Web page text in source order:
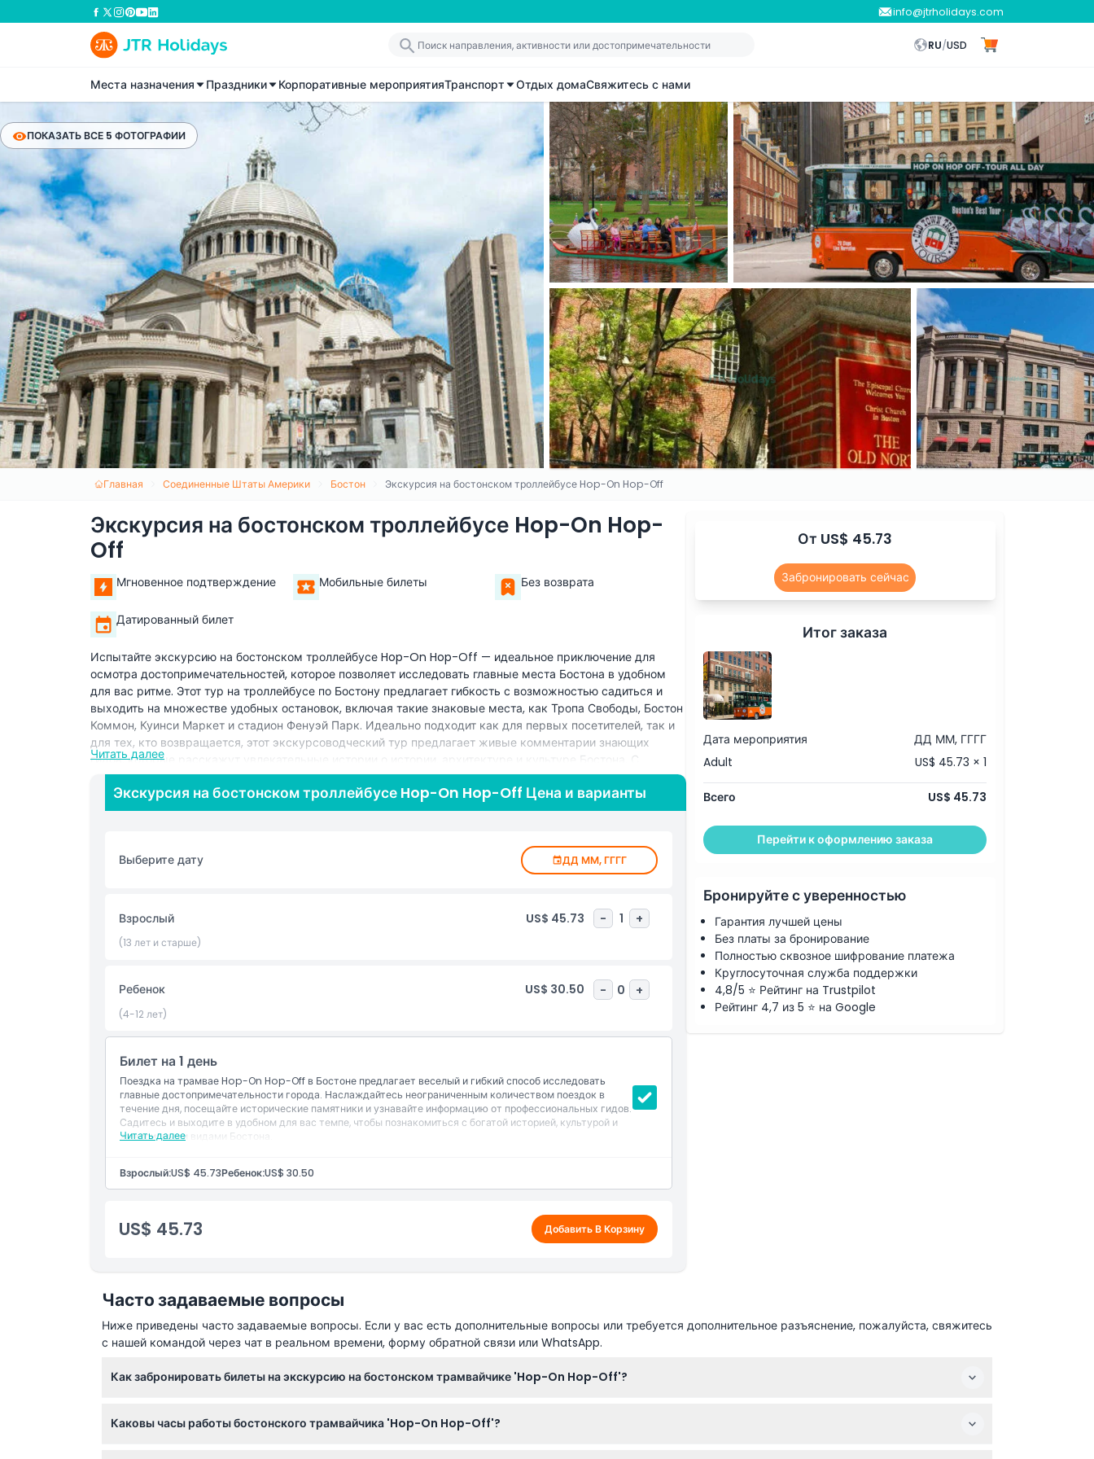
info@jtrholidays.com
RU/USD
Места назначения Праздники Корпоративные мероприятияТранспорт Отдых домаСвяжитесь с нами
ПОКАЗАТЬ ВСЕ 5 ФОТОГРАФИИ
Главная Соединенные Штаты Америки Бостон Экскурсия на бостонском троллейбусе Hop-On Hop-Off
Экскурсия на бостонском троллейбусе Hop-On Hop-
Off
Мгновенное подтверждение Мобильные билеты Без возврата
Датированный билет
Испытайте экскурсию на бостонском троллейбусе Hop-On Hop-Off — идеальное приключение для
осмотра достопримечательностей, которое позволяет исследовать главные места Бостона в удобном
для вас ритме. Этот тур на троллейбусе по Бостону предлагает гибкость с возможностью садиться и
выходить на множестве удобных остановок, включая такие знаковые места, как Тропа Свободы, Бостон
Коммон, Куинси Маркет и стадион Фенуэй Парк. Идеально подходит как для первых посетителей, так и
для тех, кто возвращается, этот экскурсоводческий тур предлагает живые комментарии знающих
гидов, которые расскажут увлекательные истории о истории, архитектуре и культуре Бостона. С
неограниченным числом поездок в течение дня, легко настроить свой маршрут и открыть для себя все
— от исторических мест до живописных набережных. Комфортабельные троллейбусы с открытым
воздухом предоставляют панорамные виды и расслабляющую поездку по самым известным районам
настоящим, экскурсия на бостонском троллейбусе Hop-On Hop-Off — это удобный, веселый и
образовательный способ увидеть лучшее в Бостоне за один незабываемый день.
Основные моменты
Политика в отношении детей и взрослых
Исключения
Часы работы
Местоположение
Как воспользоваться
Читать далее
Экскурсия на бостонском троллейбусе Hop-On Hop-Off Цена и варианты
Выберите дату ДД ММ, ГГГГ
Взрослый US$ 45.73 - 1 +
(13 лет и старше)
Ребенок US$ 30.50 - 0 +
(4-12 лет)
Билет на 1 день
Поездка на трамвае Hop-On Hop-Off в Бостоне предлагает веселый и гибкий способ исследовать
главные достопримечательности города. Наслаждайтесь неограниченным количеством поездок в
течение дня, посещайте исторические памятники и узнавайте информацию от профессиональных гидов.
Садитесь и выходите в удобном для вас темпе, чтобы познакомиться с богатой историей, культурой и
живописными видами Бостона.
Читать далее
Взрослый:US$ 45.73Ребенок:US$ 30.50
US$ 45.73 Добавить В Корзину
От US$ 45.73
Забронировать сейчас
Итог заказа
Дата мероприятия
ДД ММ, ГГГГ
Adult
US$ 45.73 × 1
Всего US$ 45.73
Перейти к оформлению заказа
Бронируйте с уверенностью
Гарантия лучшей цены
Без платы за бронирование
Полностью сквозное шифрование платежа
Круглосуточная служба поддержки
4,8/5 ⭐ Рейтинг на Trustpilot
Рейтинг 4,7 из 5 ⭐ на Google
Часто задаваемые вопросы
Ниже приведены часто задаваемые вопросы. Если у вас есть дополнительные вопросы или требуется дополнительное разъяснение, пожалуйста, свяжитесь
с нашей командой через чат в реальном времени, форму обратной связи или WhatsApp.
Как забронировать билеты на экскурсию на бостонском трамвайчике 'Hop-On Hop-Off'?
подтвердите покупку, чтобы начать.
Каковы часы работы бостонского трамвайчика 'Hop-On Hop-Off'?